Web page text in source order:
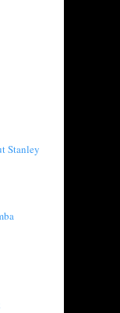
Stanley